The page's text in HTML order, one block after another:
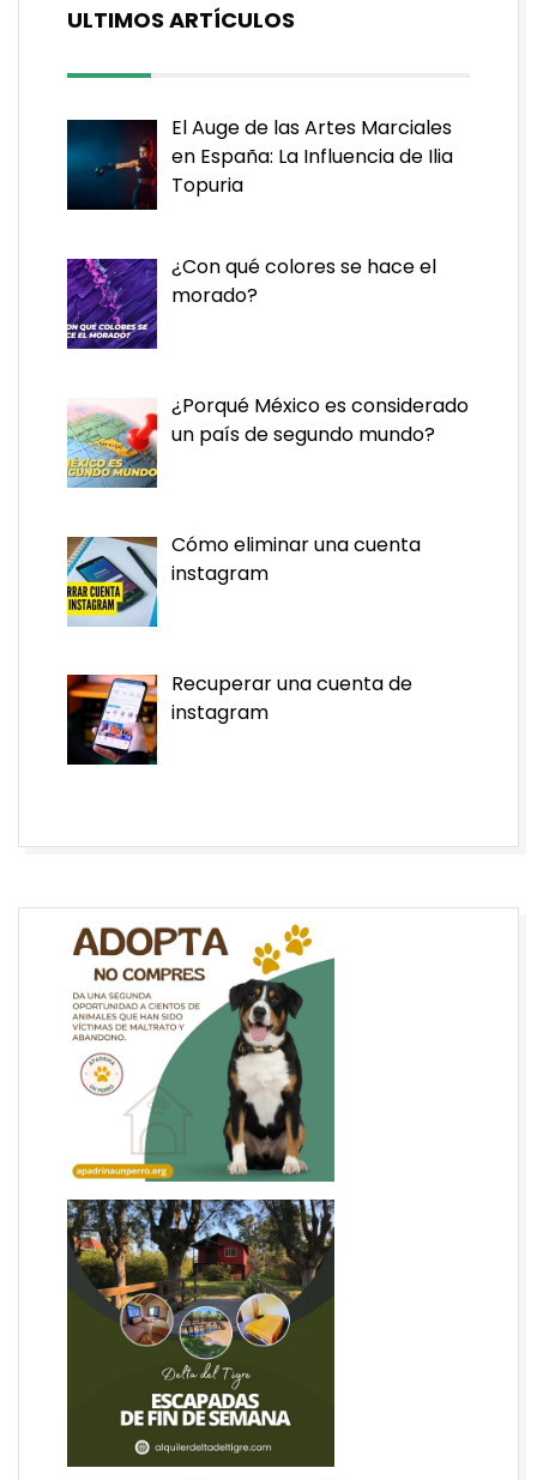
ULTIMOS ARTÍCULOS
El Auge de las Artes Marciales
en España: La Influencia de Ilia
Topuria
¿Con qué colores se hace el
morado?
¿Porqué México es considerado
un país de segundo mundo?
Cómo eliminar una cuenta
instagram
Recuperar una cuenta de
instagram